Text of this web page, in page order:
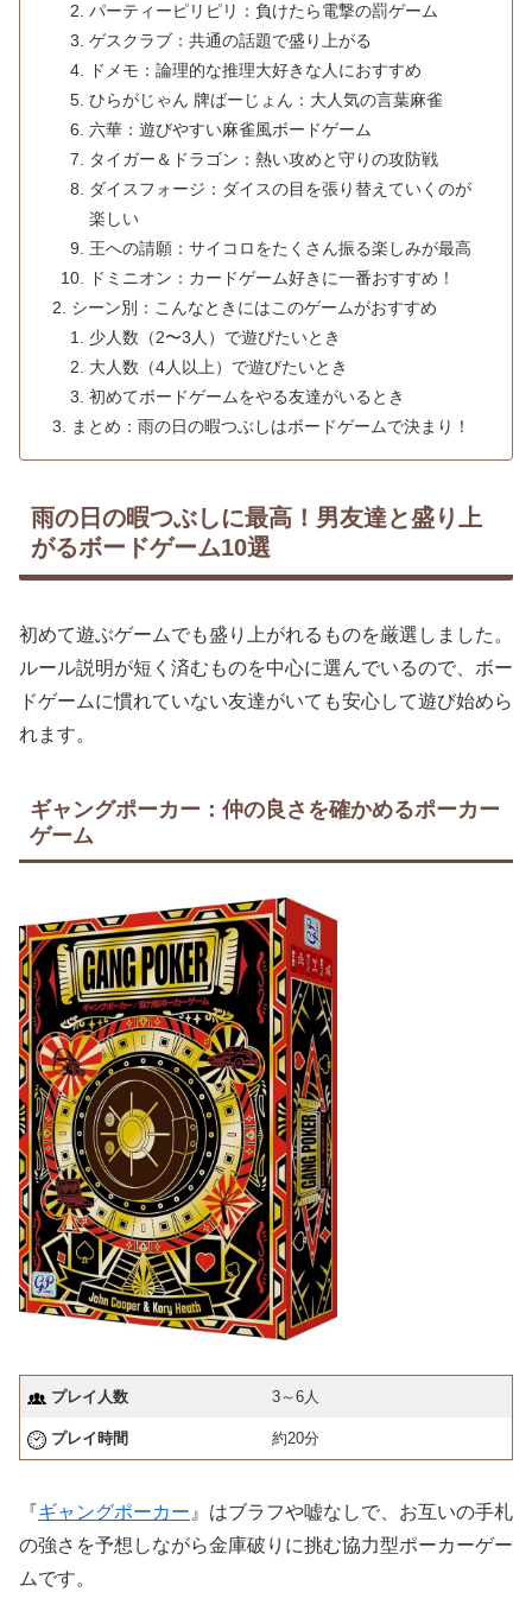
パーティーピリピリ：負けたら電撃の罰ゲーム
ゲスクラブ：共通の話題で盛り上がる
ドメモ：論理的な推理大好きな人におすすめ
ひらがじゃん 牌ばーじょん：大人気の言葉麻雀
六華：遊びやすい麻雀風ボードゲーム
タイガー＆ドラゴン：熱い攻めと守りの攻防戦
ダイスフォージ：ダイスの目を張り替えていくのが
楽しい
王への請願：サイコロをたくさん振る楽しみが最高
ドミニオン：カードゲーム好きに一番おすすめ！
シーン別：こんなときにはこのゲームがおすすめ
少人数（2〜3人）で遊びたいとき
大人数（4人以上）で遊びたいとき
初めてボードゲームをやる友達がいるとき
まとめ：雨の日の暇つぶしはボードゲームで決まり！
雨の日の暇つぶしに最高！男友達と盛り上
がるボードゲーム10選
初めて遊ぶゲームでも盛り上がれるものを厳選しました。
ルール説明が短く済むものを中心に選んでいるので、ボー
ドゲームに慣れていない友達がいても安心して遊び始めら
れます。
ギャングポーカー：仲の良さを確かめるポーカー
ゲーム
プレイ人数 3～6人
プレイ時間 約20分
『ギャングポーカー 』はブラフや嘘なしで、お互いの手札
の強さを予想しながら金庫破りに挑む協力型ポーカーゲー
ムです。